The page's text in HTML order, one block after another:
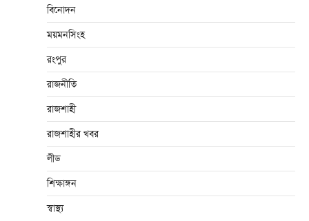
বিনোদন
ময়মনসিংহ
রংপুর
রাজনীতি
রাজশাহী
রাজশাহীর খবর
লীড
শিক্ষাঙ্গন
স্বাস্থ্য